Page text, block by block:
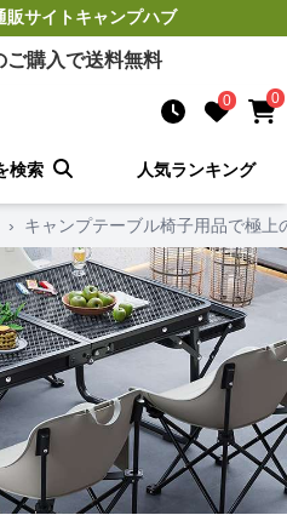
販サイトキャンプハブ
ご購入で送料無料
0 0
検索 人気ランキング
› キャンプテーブル椅子用品で極